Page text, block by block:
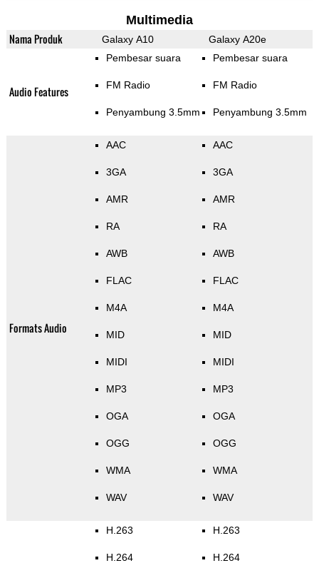
Multimedia
Nama Produk Galaxy A10 Galaxy A20e
Audio Features
Pembesar suara
FM Radio
Penyambung 3.5mm
Pembesar suara
FM Radio
Penyambung 3.5mm
Formats Audio
AAC
3GA
AMR
RA
AWB
FLAC
M4A
MID
MIDI
MP3
OGA
OGG
WMA
WAV
AAC
3GA
AMR
RA
AWB
FLAC
M4A
MID
MIDI
MP3
OGA
OGG
WMA
WAV
H.263
H.264
H.263
H.264